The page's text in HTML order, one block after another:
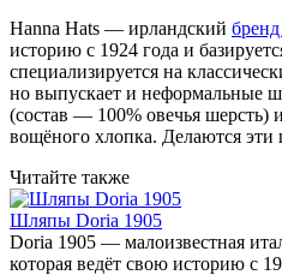
Hanna Hats — ирландский
историю с 1924 года и
специализируется на
но выпускает и неформальные
(состав — 100% овечья шерсть)
вощёного хлопка. Делаются
Читайте также
Шляпы Doria 1905
Doria 1905 — малоизвестная
которая ведёт свою историю с